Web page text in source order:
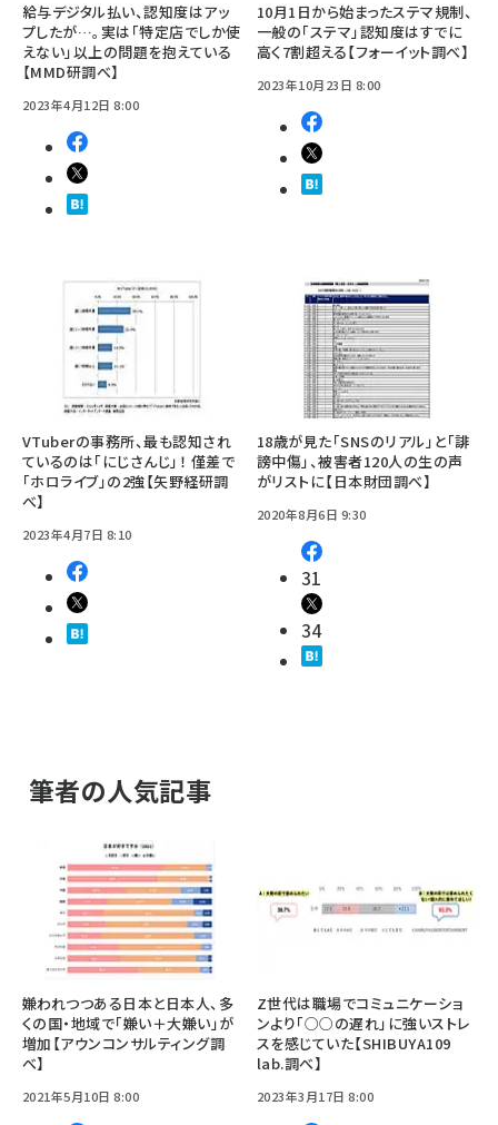
給与デジタル払い、認知度はアッ
プしたが…。実は「特定店でしか使
えない」以上の問題を抱えている
【MMD研調べ】
2023年4月12日 8:00
10月1日から始まったステマ規制、
一般の「ステマ」認知度はすでに
高く7割超える【フォーイット調べ】
2023年10月23日 8:00
VTuberの事務所、最も認知され
ているのは「にじさんじ」！ 僅差で
「ホロライブ」の2強【矢野経研調
べ】
2023年4月7日 8:10
18歳が見た「SNSのリアル」と「誹
謗中傷」、被害者120人の生の声
がリストに【日本財団調べ】
2020年8月6日 9:30
31
34
筆者の人気記事
嫌われつつある日本と日本人、多
くの国・地域で「嫌い＋大嫌い」が
増加【アウンコンサルティング調
べ】
2021年5月10日 8:00
Z世代は職場でコミュニケーショ
ンより「○○の遅れ」に強いストレ
スを感じていた【SHIBUYA109
lab.調べ】
2023年3月17日 8:00